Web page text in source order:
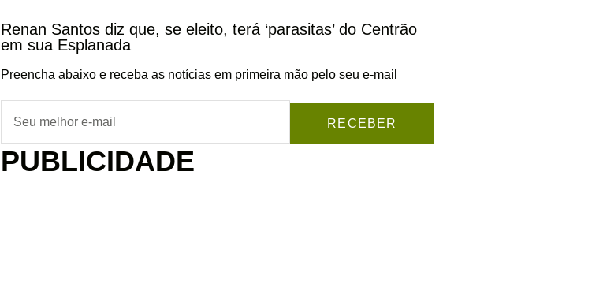
Renan Santos diz que, se eleito, terá ‘parasitas’ do Centrão
em sua Esplanada
Preencha abaixo e receba as notícias em primeira mão pelo seu e-mail
RECEBER
PUBLICIDADE